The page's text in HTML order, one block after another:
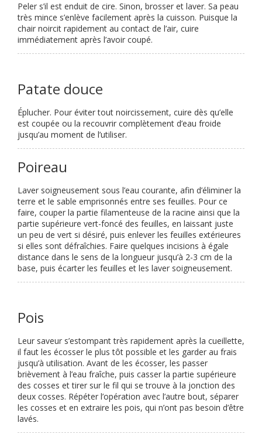
Peler s’il est enduit de cire. Sinon, brosser et laver. Sa peau
très mince s’enlève facilement après la cuisson. Puisque la
chair noircit rapidement au contact de l’air, cuire
immédiatement après l’avoir coupé.
Patate douce
Éplucher. Pour éviter tout noircissement, cuire dès qu’elle
est coupée ou la recouvrir complètement d’eau froide
jusqu’au moment de l’utiliser.
Poireau
Laver soigneusement sous l’eau courante, afin d’éliminer la
terre et le sable emprisonnés entre ses feuilles. Pour ce
faire, couper la partie filamenteuse de la racine ainsi que la
partie supérieure vert-foncé des feuilles, en laissant juste
un peu de vert si désiré, puis enlever les feuilles extérieures
si elles sont défraîchies. Faire quelques incisions à égale
distance dans le sens de la longueur jusqu’à 2-3 cm de la
base, puis écarter les feuilles et les laver soigneusement.
Pois
Leur saveur s’estompant très rapidement après la cueillette,
il faut les écosser le plus tôt possible et les garder au frais
jusqu’à utilisation. Avant de les écosser, les passer
brièvement à l’eau fraîche, puis casser la partie supérieure
des cosses et tirer sur le fil qui se trouve à la jonction des
deux cosses. Répéter l’opération avec l’autre bout, séparer
les cosses et en extraire les pois, qui n’ont pas besoin d’être
lavés.